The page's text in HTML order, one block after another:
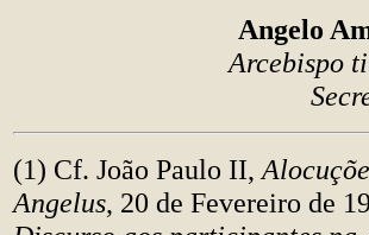
Angelo
Arcebispo
(1) Cf. João Paulo II,
Angelus, 20 de Fevereiro de